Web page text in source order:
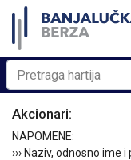
Akcionari:
NAPOMENE:
››› Naziv, odnosno